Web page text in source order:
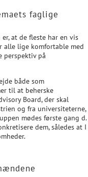
faglige
at de fleste har en vis
alle lige komfortable med
perspektiv på
både som
til at beherske
Board, der skal
og fra universiteterne,
mødes første gang d.
dem, således at I